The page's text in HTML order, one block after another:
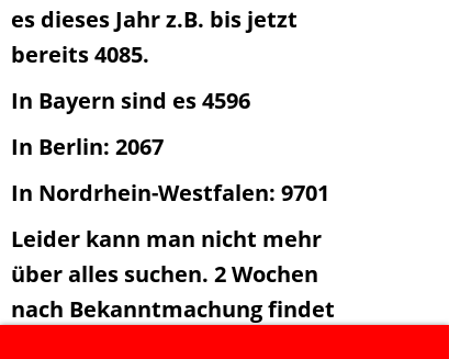
es dieses Jahr z.B. bis jetzt
bereits 4085.
In Bayern sind es 4596
In Berlin: 2067
In Nordrhein-Westfalen: 9701
Leider kann man nicht mehr
über alles suchen. 2 Wochen
nach Bekanntmachung findet